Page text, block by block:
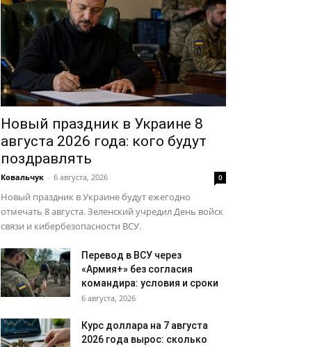
Новый праздник в Украине 8
августа 2026 года: кого будут
поздравлять
Ковальчук - 6 августа, 2026 0
Новый праздник в Украине будут ежегодно
отмечать 8 августа. Зеленский учредил День войск
связи и кибербезопасности ВСУ.
Перевод в ВСУ через
«Армия+» без согласия
командира: условия и сроки
6 августа, 2026
Курс доллара на 7 августа
2026 года вырос: сколько